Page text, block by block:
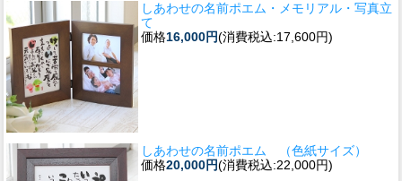
しあわせの名前ポエム・メモリアル・写真立
て
価格16,000円(消費税込:17,600円)
しあわせの名前ポエム （色紙サイズ）
価格20,000円(消費税込:22,000円)